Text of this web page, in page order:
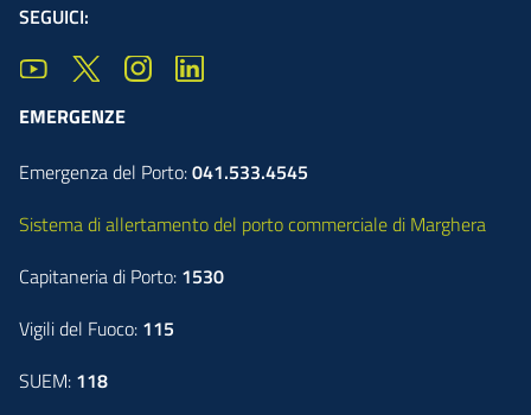
SEGUICI:
EMERGENZE
Emergenza del Porto:041.533.4545
Sistema di allertamento del porto commerciale di Marghera
Capitaneria di Porto: 1530
Vigili del Fuoco: 115
SUEM: 118